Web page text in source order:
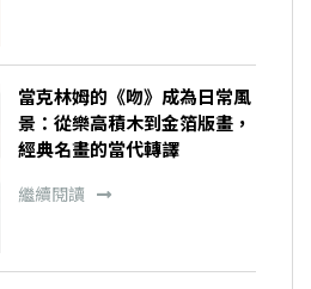
當克林姆的《吻》成為日常風
景：從樂高積木到金箔版畫，
經典名畫的當代轉譯
繼續閱讀